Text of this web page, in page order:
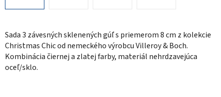
Sada 3 závesných sklenených gúľ s priemerom 8 cm z kolekcie
Christmas Chic od nemeckého výrobcu Villeroy & Boch.
Kombinácia čiernej a zlatej farby, materiál nehrdzavejúca
oceľ/sklo.